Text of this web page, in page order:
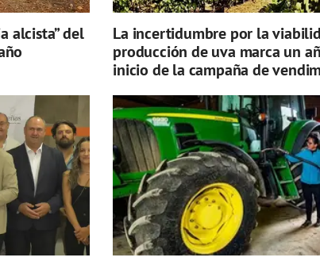
alcista” del
La incertidumbre por la
producción de uva marca un
inicio de la campaña de